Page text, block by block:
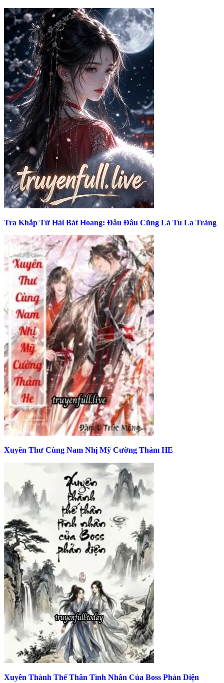
Tra Khắp Tứ Hải Bát Hoang: Đâu Đâu Cũng Là Tu La Tràng
Xuyên Thư Cùng Nam Nhị Mỹ Cường Thảm HE
Xuyên Thành Thế Thân Tình Nhân Của Boss Phản Diện